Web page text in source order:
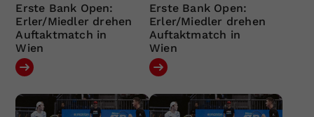
Erste Bank Open:
Erler/Miedler drehen
Auftaktmatch in
Wien
Erste Bank Open:
Erler/Miedler drehen
Auftaktmatch in
Wien